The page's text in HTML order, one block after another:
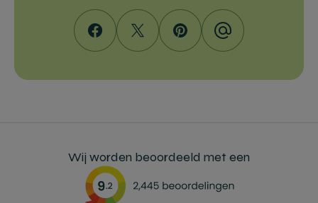
Wij worden beoordeeld met een